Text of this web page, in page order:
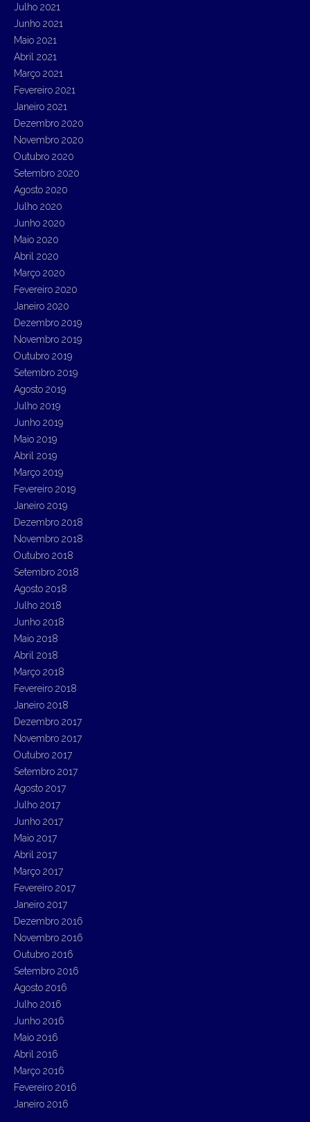
Julho 2021
Junho 2021
Maio 2021
Abril 2021
Março 2021
Fevereiro 2021
Janeiro 2021
Dezembro 2020
Novembro 2020
Outubro 2020
Setembro 2020
Agosto 2020
Julho 2020
Junho 2020
Maio 2020
Abril 2020
Março 2020
Fevereiro 2020
Janeiro 2020
Dezembro 2019
Novembro 2019
Outubro 2019
Setembro 2019
Agosto 2019
Julho 2019
Junho 2019
Maio 2019
Abril 2019
Março 2019
Fevereiro 2019
Janeiro 2019
Dezembro 2018
Novembro 2018
Outubro 2018
Setembro 2018
Agosto 2018
Julho 2018
Junho 2018
Maio 2018
Abril 2018
Março 2018
Fevereiro 2018
Janeiro 2018
Dezembro 2017
Novembro 2017
Outubro 2017
Setembro 2017
Agosto 2017
Julho 2017
Junho 2017
Maio 2017
Abril 2017
Março 2017
Fevereiro 2017
Janeiro 2017
Dezembro 2016
Novembro 2016
Outubro 2016
Setembro 2016
Agosto 2016
Julho 2016
Junho 2016
Maio 2016
Abril 2016
Março 2016
Fevereiro 2016
Janeiro 2016